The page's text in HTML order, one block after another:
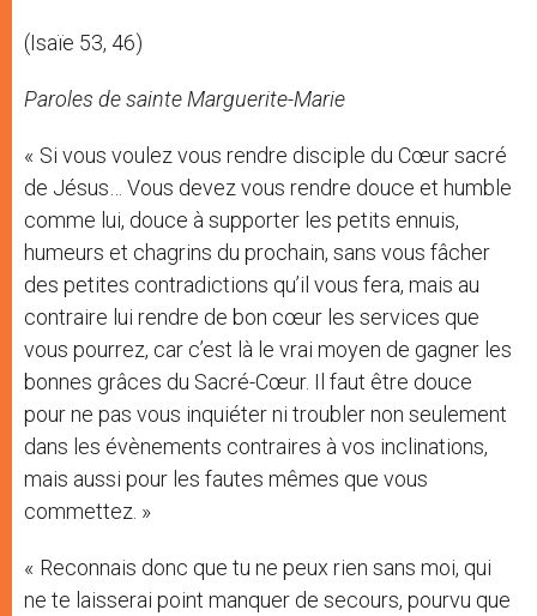
(Isaïe 53, 46)
Paroles de sainte Marguerite-Marie
« Si vous voulez vous rendre disciple du Cœur sacré
de Jésus… Vous devez vous rendre douce et humble
comme lui, douce à supporter les petits ennuis,
humeurs et chagrins du prochain, sans vous fâcher
des petites contradictions qu’il vous fera, mais au
contraire lui rendre de bon cœur les services que
vous pourrez, car c’est là le vrai moyen de gagner les
bonnes grâces du Sacré-Cœur. Il faut être douce
pour ne pas vous inquiéter ni troubler non seulement
dans les évènements contraires à vos inclinations,
mais aussi pour les fautes mêmes que vous
commettez. »
« Reconnais donc que tu ne peux rien sans moi, qui
ne te laisserai point manquer de secours, pourvu que